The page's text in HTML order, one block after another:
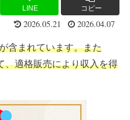
LINE コピー
2026.05.21 2026.04.07
含まれています。また
、適格販売により収入を得